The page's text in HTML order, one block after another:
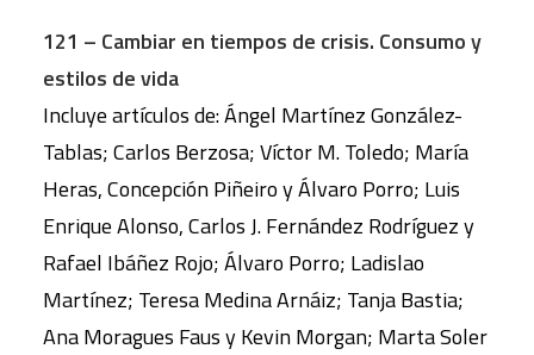
121 – Cambiar en tiempos de crisis. Consumo y
estilos de vida
Incluye artículos de: Ángel Martínez González-
Tablas; Carlos Berzosa; Víctor M. Toledo; María
Heras, Concepción Piñeiro y Álvaro Porro; Luis
Enrique Alonso, Carlos J. Fernández Rodríguez y
Rafael Ibáñez Rojo; Álvaro Porro; Ladislao
Martínez; Teresa Medina Arnáiz; Tanja Bastia;
Ana Moragues Faus y Kevin Morgan; Marta Soler